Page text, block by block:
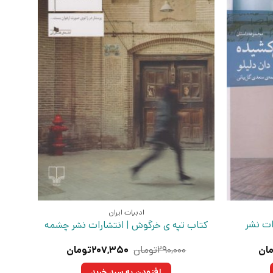
نشر
قیمت
ادبیات ایران
کتاب تپه ی خرگوش | انتشارات نشر چشمه
۲۹۰,۰۰۰تومان قیمت
۲۹۰,۰۰۰تومان
۲۰۷,۳۵۰تومان